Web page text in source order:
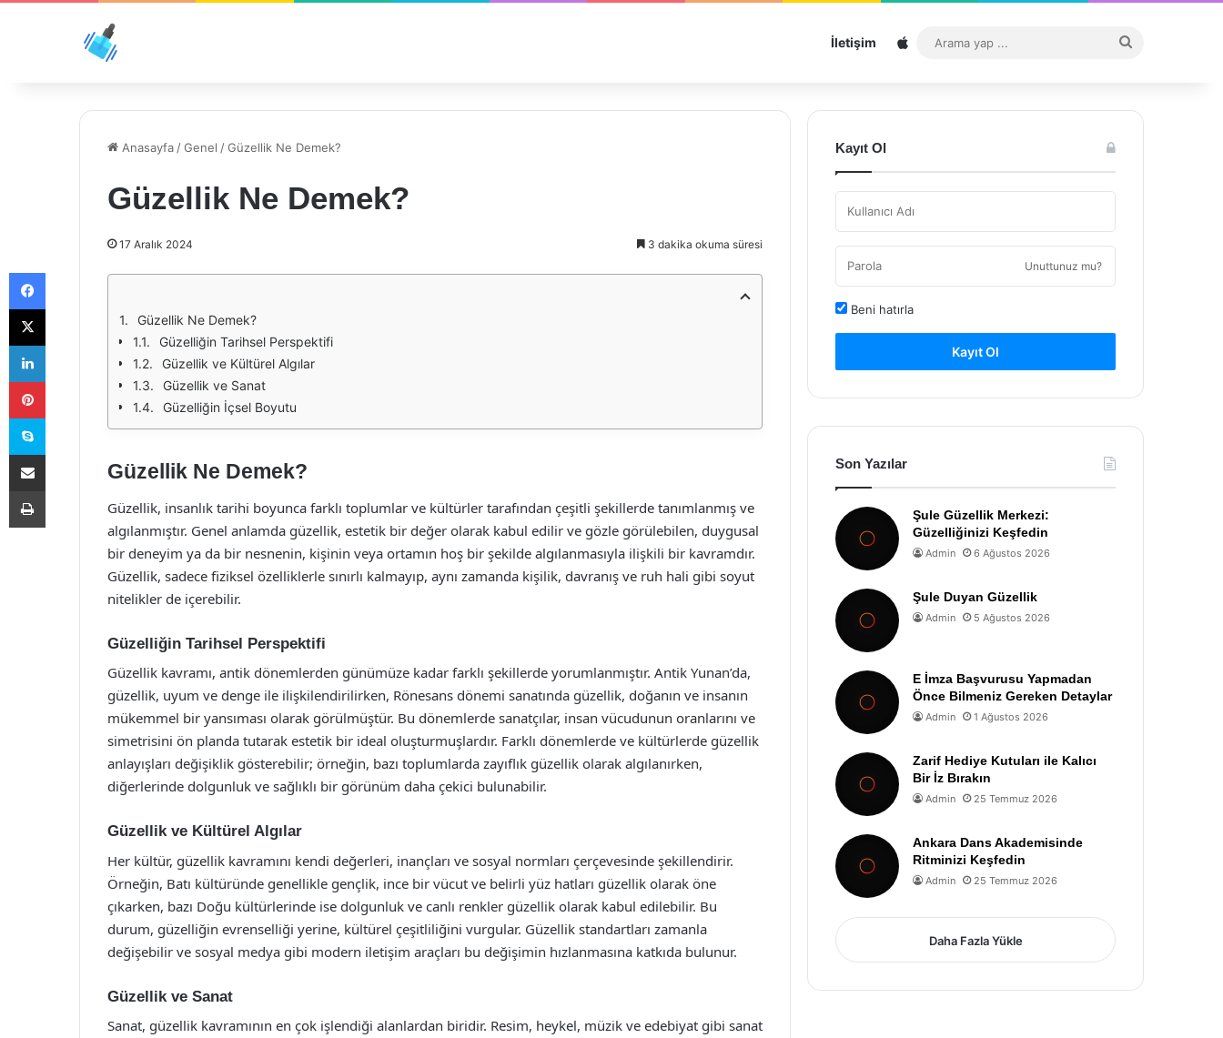
İletişim Sitemap
...
Anasayfa /Genel /Güzellik Ne Demek?
Güzellik Ne Demek?
17 Aralık 2024 3 dakika okuma süresi
Güzellik Ne Demek?
Güzelliğin Tarihsel Perspektifi
Güzellik ve Kültürel Algılar
Güzellik ve Sanat
Güzelliğin İçsel Boyutu
Güzellik Ne Demek?
Güzellik, insanlık tarihi boyunca farklı toplumlar ve kültürler tarafından çeşitli şekillerde tanımlanmış ve
algılanmıştır. Genel anlamda güzellik, estetik bir değer olarak kabul edilir ve gözle görülebilen, duygusal
bir deneyim ya da bir nesnenin, kişinin veya ortamın hoş bir şekilde algılanmasıyla ilişkili bir kavramdır.
Güzellik, sadece fiziksel özelliklerle sınırlı kalmayıp, aynı zamanda kişilik, davranış ve ruh hali gibi soyut
nitelikler de içerebilir.
Güzelliğin Tarihsel Perspektifi
Güzellik kavramı, antik dönemlerden günümüze kadar farklı şekillerde yorumlanmıştır. Antik Yunan’da,
güzellik, uyum ve denge ile ilişkilendirilirken, Rönesans dönemi sanatında güzellik, doğanın ve insanın
mükemmel bir yansıması olarak görülmüştür. Bu dönemlerde sanatçılar, insan vücudunun oranlarını ve
simetrisini ön planda tutarak estetik bir ideal oluşturmuşlardır. Farklı dönemlerde ve kültürlerde güzellik
anlayışları değişiklik gösterebilir; örneğin, bazı toplumlarda zayıflık güzellik olarak algılanırken,
diğerlerinde dolgunluk ve sağlıklı bir görünüm daha çekici bulunabilir.
Güzellik ve Kültürel Algılar
Her kültür, güzellik kavramını kendi değerleri, inançları ve sosyal normları çerçevesinde şekillendirir.
Örneğin, Batı kültüründe genellikle gençlik, ince bir vücut ve belirli yüz hatları güzellik olarak öne
çıkarken, bazı Doğu kültürlerinde ise dolgunluk ve canlı renkler güzellik olarak kabul edilebilir. Bu
durum, güzelliğin evrenselliği yerine, kültürel çeşitliliğini vurgular. Güzellik standartları zamanla
değişebilir ve sosyal medya gibi modern iletişim araçları bu değişimin hızlanmasına katkıda bulunur.
Güzellik ve Sanat
Sanat, güzellik kavramının en çok işlendiği alanlardan biridir. Resim, heykel, müzik ve edebiyat gibi sanat
Kayıt Ol
Unuttunuz mu?
Beni hatırla
Kayıt Ol
Son Yazılar
Şule Güzellik Merkezi:
Güzelliğinizi Keşfedin
Admin 6 Ağustos 2026
Şule Duyan Güzellik
Admin 5 Ağustos 2026
E İmza Başvurusu Yapmadan
Önce Bilmeniz Gereken Detaylar
Admin 1 Ağustos 2026
Zarif Hediye Kutuları ile Kalıcı
Bir İz Bırakın
Admin 25 Temmuz 2026
Ankara Dans Akademisinde
Ritminizi Keşfedin
Admin 25 Temmuz 2026
Daha Fazla Yükle
Facebook
X
LinkedIn
Pinterest
Skype
E-Posta ile paylaş